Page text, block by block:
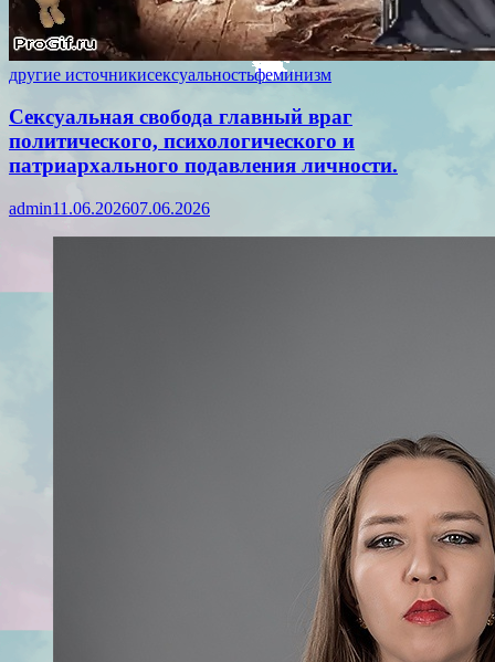
другие источникисексуальностьфеминизм
Сексуальная свобода главный враг
политического, психологического и
патриархального подавления личности.
admin11.06.202607.06.2026